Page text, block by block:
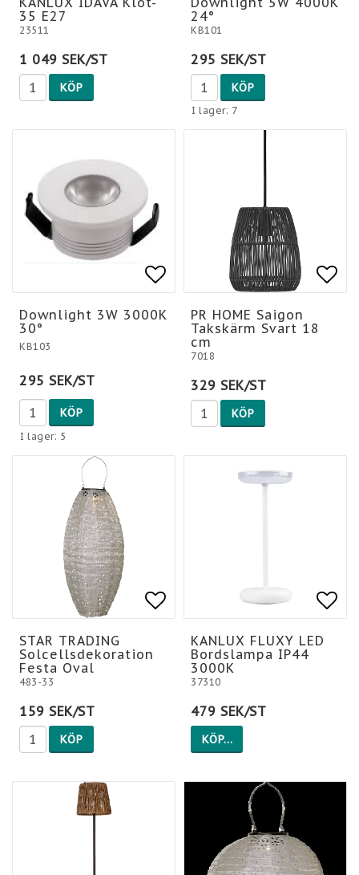
35 E27
23511
1 049 SEK/ST
KÖP
24°
KB101
295 SEK/ST
I lager: 7
KÖP
Lägg till i
Downlight 3W 3000K
30°
KB103
295 SEK/ST
I lager: 5
KÖP
PR HOME Saigon
Takskärm Svart 18
cm
7018
329 SEK/ST
KÖP
Lägg till i
Lägg till i
STAR TRADING
Solcellsdekoration
Festa Oval
483-33
159 SEK/ST
KÖP
KANLUX FLUXY LED
Bordslampa IP44
3000K
37310
479 SEK/ST
KÖP…